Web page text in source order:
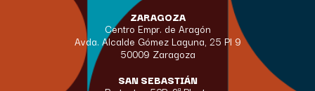
ZARAGOZA
Centro Empr. de Aragón
Avda. Alcalde Gómez Laguna, 25 Pl 9
50009 Zaragoza
SAN SEBASTIÁN